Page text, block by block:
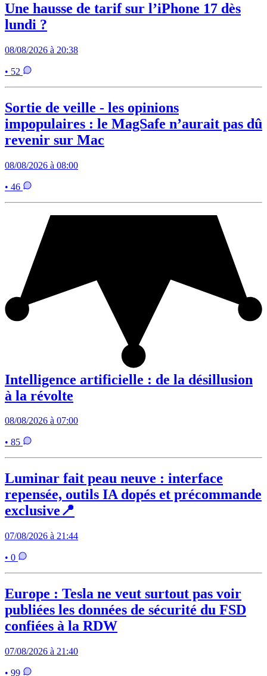
Une hausse de tarif sur l’iPhone 17 dès
lundi ?
08/08/2026 à 20:38
• 52
Sortie de veille - les opinions
impopulaires : le MagSafe n’aurait pas dû
revenir sur Mac
08/08/2026 à 08:00
• 46
Intelligence artificielle : de la désillusion
à la révolte
08/08/2026 à 07:00
• 85
Luminar fait peau neuve : interface
repensée, outils IA dopés et précommande
exclusive📍
07/08/2026 à 21:44
• 0
Europe : Tesla ne veut surtout pas voir
publiées les données de sécurité du FSD
confiées à la RDW
07/08/2026 à 21:40
• 99